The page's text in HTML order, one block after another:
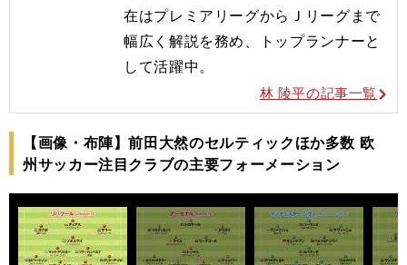
在はプレミアリーグからＪリーグまで
幅広く解説を務め、トップランナーと
して活躍中。
林 陵平の記事一覧
【画像・布陣】前田大然のセルティックほか多数 欧
州サッカー注目クラブの主要フォーメーション